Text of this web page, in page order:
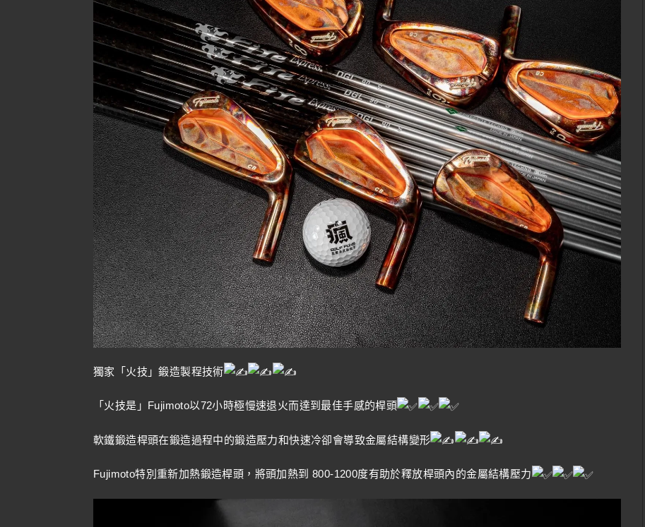
獨家「火技」鍛造製程技術
「火技是」Fujimoto以72小時極慢速退火而達到最佳手感的桿頭
軟鐵鍛造桿頭在鍛造過程中的鍛造壓力和快速冷卻會導致金屬結構變形
Fujimoto特別重新加熱鍛造桿頭，將頭加熱到 800-1200度有助於釋放桿頭內的金屬結構壓力